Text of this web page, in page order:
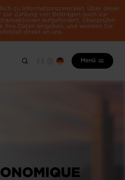
zu Informationszwecken. Über diese
zur Zahlung von Beiträgen noch zur
aufgefordert. Überprüfen
Ihre Daten eingeben, und wenden Sie
direkt an uns.
Menü